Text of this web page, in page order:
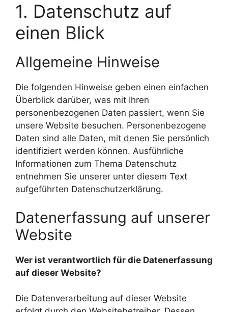
1. Datenschutz auf
einen Blick
Allgemeine Hinweise
Die folgenden Hinweise geben einen einfachen
Überblick darüber, was mit Ihren
personenbezogenen Daten passiert, wenn Sie
unsere Website besuchen. Personenbezogene
Daten sind alle Daten, mit denen Sie persönlich
identifiziert werden können. Ausführliche
Informationen zum Thema Datenschutz
entnehmen Sie unserer unter diesem Text
aufgeführten Datenschutzerklärung.
Datenerfassung auf unserer
Website
Wer ist verantwortlich für die Datenerfassung
auf dieser Website?
Die Datenverarbeitung auf dieser Website